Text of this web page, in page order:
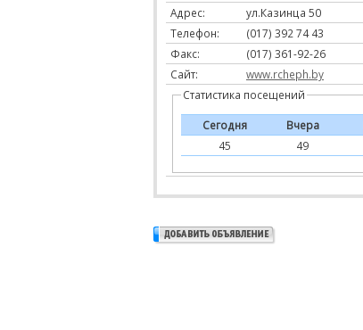
Адрес:
ул.Казинца 50
Телефон:
(017) 392 74 43
Факс:
(017) 361-92-26
Сайт:
www.rcheph.by
Статистика посещений
Сегодня Вчера
45
49